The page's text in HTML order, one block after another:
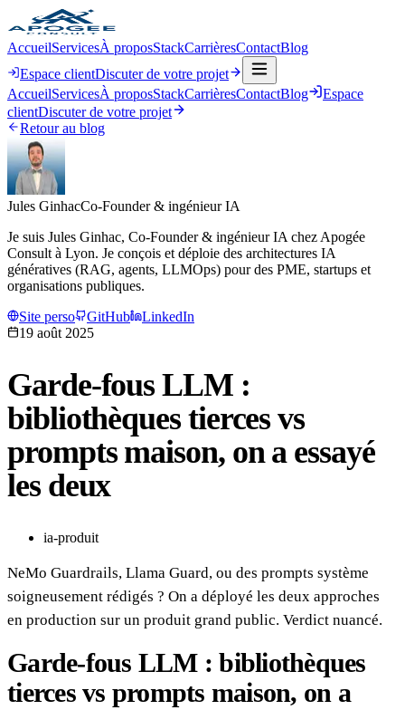
AccueilServicesÀ proposStackCarrièresContactBlog
Espace clientDiscuter de votre projet
AccueilServicesÀ proposStackCarrièresContactBlog
Espace
clientDiscuter de votre projet
Retour au blog
Jules GinhacCo-Founder & ingénieur IA
Je suis Jules Ginhac, Co-Founder & ingénieur IA chez Apogée
Consult à Lyon. Je conçois et déploie des architectures IA
génératives (RAG, agents, LLMOps) pour des PME, startups et
organisations publiques.
Site perso
GitHub
LinkedIn
19 août 2025
Garde-fous LLM :
bibliothèques tierces vs
prompts maison, on a essayé
les deux
ia-produit
NeMo Guardrails, Llama Guard, ou des prompts système
soigneusement rédigés ? On a déployé les deux approches
en production sur un produit grand public. Verdict nuancé.
Garde-fous LLM : bibliothèques
tierces vs prompts maison, on a